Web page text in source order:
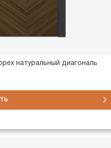
натуральный диагональ